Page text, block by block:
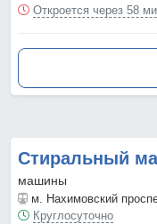
Откроется через 58
Стиральный
машины
м. Нахимовский
Круглосуточно